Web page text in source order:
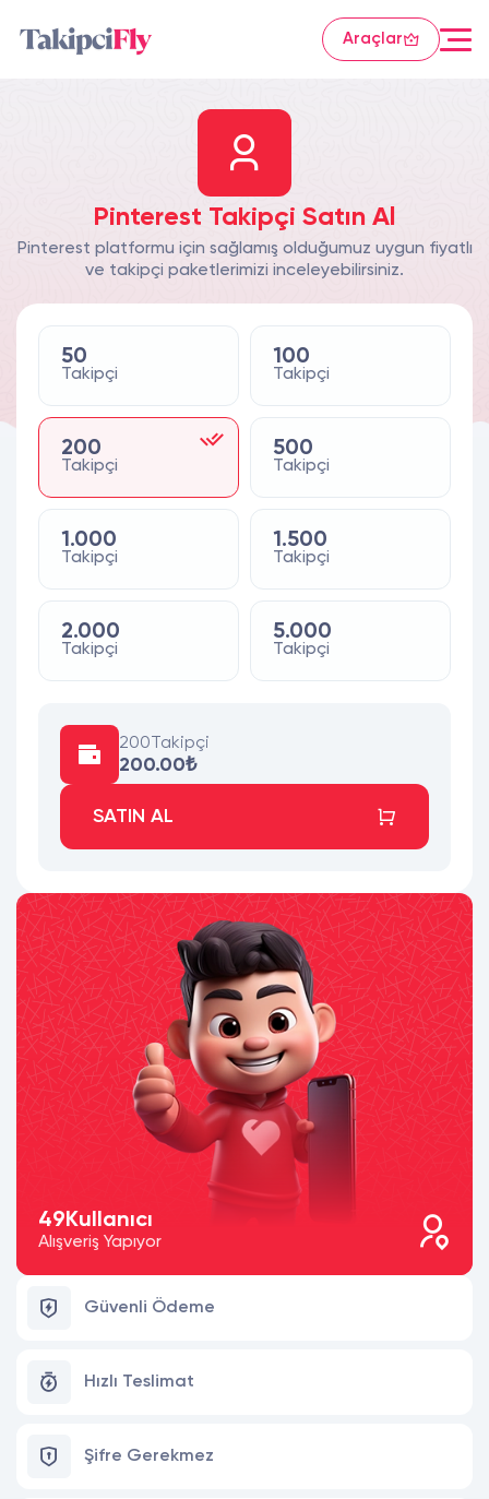
Araçlar
Pinterest Takipçi Satın Al
Pinterest platformu için sağlamış olduğumuz uygun fiyatlı
ve takipçi paketlerimizi inceleyebilirsiniz.
49Kullanıcı
Alışveriş Yapıyor
Güvenli Ödeme
Hızlı Teslimat
Şifre Gerekmez
50
Takipçi
100
Takipçi
200
Takipçi
500
Takipçi
1.000
Takipçi
1.500
Takipçi
2.000
Takipçi
5.000
Takipçi
200 Takipçi
200.00₺
SATIN AL